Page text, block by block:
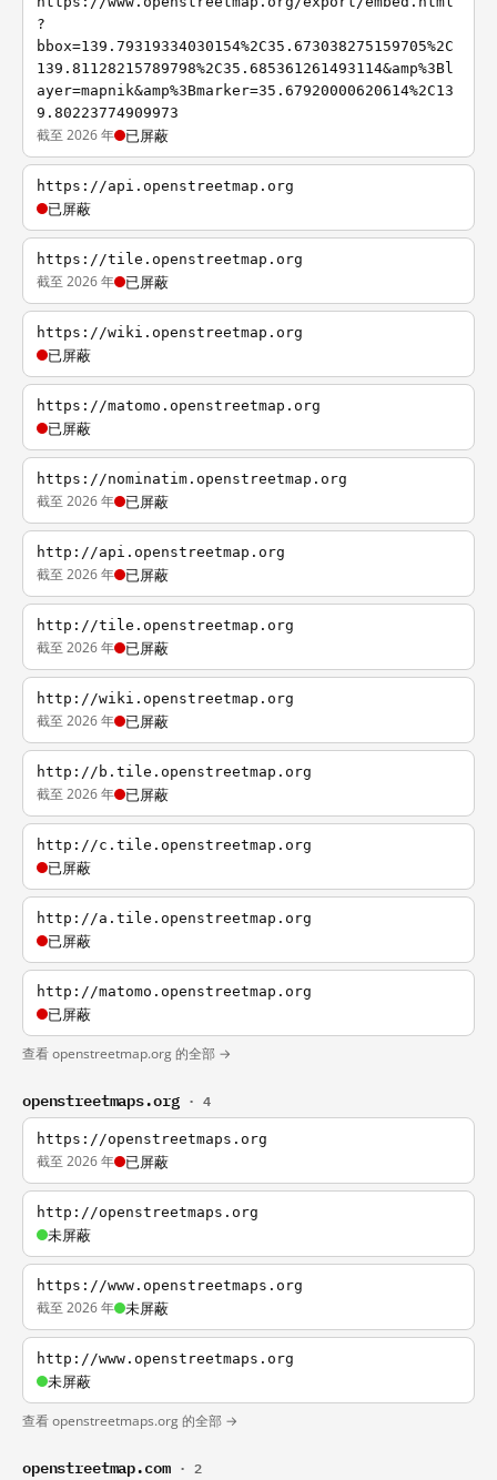
?
bbox=139.79319334030154%2C35.673038275159705%2C
139.81128215789798%2C35.685361261493114&amp%3Bl
ayer=mapnik&amp%3Bmarker=35.67920000620614%2C13
9.80223774909973
截至 2026 年 已屏蔽
https://api.openstreetmap.org
已屏蔽
https://tile.openstreetmap.org
截至 2026 年 已屏蔽
https://wiki.openstreetmap.org
已屏蔽
https://matomo.openstreetmap.org
已屏蔽
https://nominatim.openstreetmap.org
截至 2026 年 已屏蔽
http://api.openstreetmap.org
截至 2026 年 已屏蔽
http://tile.openstreetmap.org
截至 2026 年 已屏蔽
http://wiki.openstreetmap.org
截至 2026 年 已屏蔽
http://b.tile.openstreetmap.org
截至 2026 年 已屏蔽
http://c.tile.openstreetmap.org
已屏蔽
http://a.tile.openstreetmap.org
已屏蔽
http://matomo.openstreetmap.org
已屏蔽
查看 openstreetmap.org 的全部 →
openstreetmaps.org · 4
https://openstreetmaps.org
截至 2026 年 已屏蔽
http://openstreetmaps.org
未屏蔽
https://www.openstreetmaps.org
截至 2026 年 未屏蔽
http://www.openstreetmaps.org
未屏蔽
查看 openstreetmaps.org 的全部 →
openstreetmap.com · 2